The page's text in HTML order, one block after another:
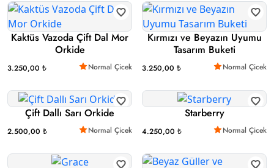
Kaktüs Vazoda Çift Dal Mor
Orkide
3.250,00 ₺ Normal Çicek
Kırmızı ve Beyazın Uyumu
Tasarım Buketi
3.250,00 ₺ Normal Çicek
Çift Dallı Sarı Orkide
2.500,00 ₺ Normal Çicek
Starberry
4.250,00 ₺ Normal Çicek